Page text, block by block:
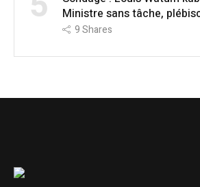
Ministre sans tâche,
9Shares